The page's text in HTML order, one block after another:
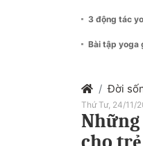
3 động tác
Bài tập yoga
Đời
Thứ Tư, 24/11/